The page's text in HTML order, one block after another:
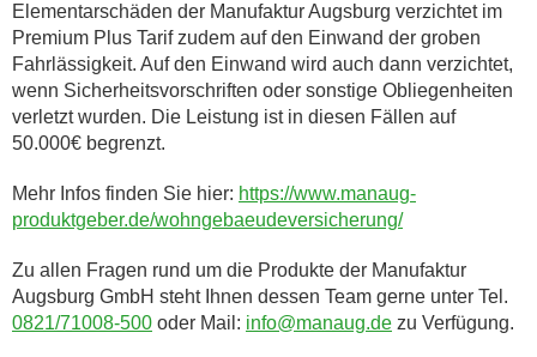
Elementarschäden der Manufaktur Augsburg verzichtet im
Premium Plus Tarif zudem auf den Einwand der groben
Fahrlässigkeit. Auf den Einwand wird auch dann verzichtet,
wenn Sicherheitsvorschriften oder sonstige Obliegenheiten
verletzt wurden. Die Leistung ist in diesen Fällen auf
50.000€ begrenzt.
Mehr Infos finden Sie hier: https://www.manaug-
produktgeber.de/wohngebaeudeversicherung/
Zu allen Fragen rund um die Produkte der Manufaktur
Augsburg GmbH steht Ihnen dessen Team gerne unter Tel.
0821/71008-500 oder Mail: info@manaug.de zu Verfügung.